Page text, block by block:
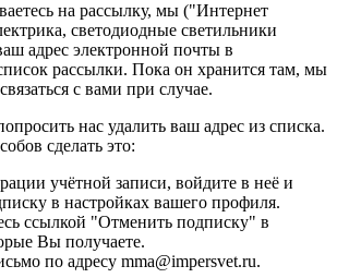
на рассылку, мы ("Интернет
светодиодные светильники
адрес электронной почты в
рассылки. Пока он хранится там, мы
с вами при случае.
нас удалить ваш адрес из списка.
сделать это:
учётной записи, войдите в неё и
в настройках вашего профиля.
ссылкой "Отменить подписку" в
Вы получаете.
по адресу mma@impersvet.ru.